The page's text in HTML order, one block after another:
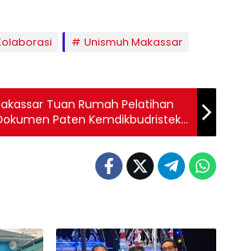
Unismuh Makassar
Tuan Rumah Pelatihan
Paten Kemdikbudristek,
se-Indonesia Jadi Peserta